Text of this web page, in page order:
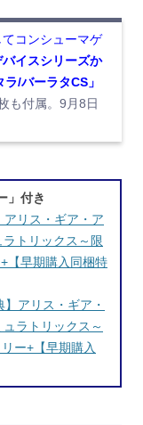
てコンシューマゲ
イスシリーズか
/バーラタCS」
も付属。9月8日
」付き
アリス・ギア・ア
トリックス～限
【早期購入同梱特
】アリス・ギア・
ラトリックス～
ー+【早期購入